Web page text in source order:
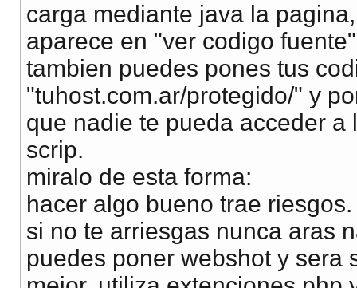
carga mediante java la
aparece en "ver codigo
tambien puedes pones tus
"tuhost.com.ar/protegido/" y
que nadie te pueda acceder
scrip.
miralo de esta forma:
hacer algo bueno trae riesgos.
si no te arriesgas nunca aras
puedes poner webshot y sera